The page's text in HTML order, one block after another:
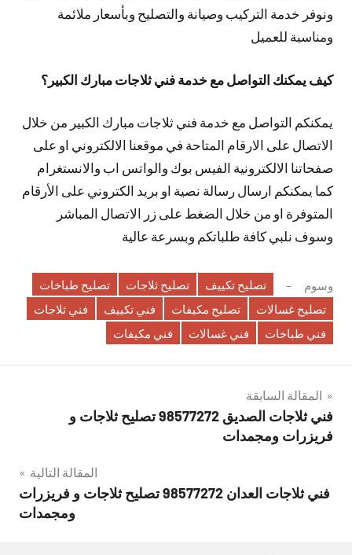
ونوفر خدمة التركيب وصيانة والتصليح وبأسعار ملائمة
ومناسبة للعميل
كيف يمكنك التواصل مع خدمة فني ثلاجات مبارك الكبير؟
يمكنكم التواصل مع خدمة فني ثلاجات مبارك الكبير من خلال
الاتصال على الارقام المتاحة في موقعنا الالكتروني او على
صفحاتنا الالكترونية الفيس بوك والواتس اب والانستغرام
كما يمكنكم ارسال رسالة نصية او بريد الكتروني على الأرقام
المتوفرة او من خلال الضغط على زر الاتصال المباشر
وسوف نلبي كافة طلباتكم وبسرعة عالية
وسوم تصليح تكييف تصليح ثلاجات
تصليح طباخات
تصليح غسالات
تصليح مكيفات فني تكييف
فني ثلاجات
فني طباخات
فني غسالات فني مكيفات
تصفّح
المقالات
المقالة السابقة
فني ثلاجات الصديق 98577272 تصليح ثلاجات و
فريزرات ومجمدات
المقالة التالية
فني ثلاجات العدان 98577272 تصليح ثلاجات و فريزرات
ومجمدات